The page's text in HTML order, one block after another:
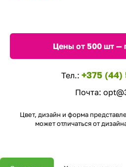
Цены от 500 шт —
Тел.: +375
Почта:
Цвет, дизайн и форма
может отличаться от